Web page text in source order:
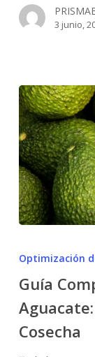
Expertos
3 junio,
Completa
el
Cultivo
de
Optimización
Guía
Cosecha